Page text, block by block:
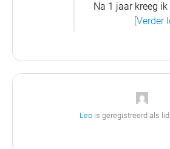
Na 1 jaar kreeg
[Verder
Leois geregistreerd als lid